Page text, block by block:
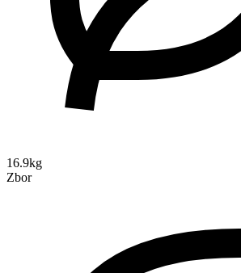
16.9kg
Zbor